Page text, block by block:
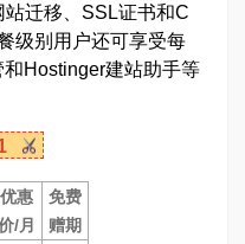
迁移、SSL证书和C
级别用户还可享受每
Hostinger建站助手等
优惠
/月
免费
赠期